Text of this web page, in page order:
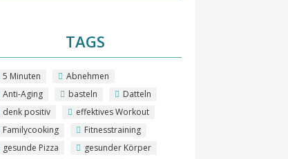
TAGS
5 Minuten
Abnehmen
Anti-Aging
basteln
Datteln
denk positiv
effektives Workout
Familycooking
Fitnesstraining
gesunde Pizza
gesunder Körper